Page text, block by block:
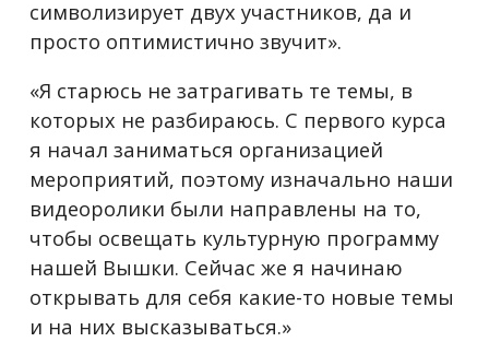
символизирует двух участников, да и
просто оптимистично звучит».
«Я старюсь не затрагивать те темы, в
которых не разбираюсь. С первого курса
я начал заниматься организацией
мероприятий, поэтому изначально наши
видеоролики были направлены на то,
чтобы освещать культурную программу
нашей Вышки. Сейчас же я начинаю
открывать для себя какие-то новые темы
и на них высказываться.»